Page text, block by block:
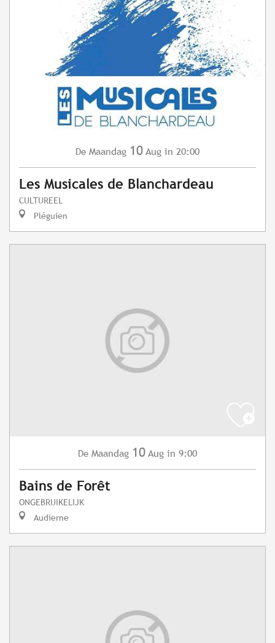
De Maandag 10 Aug in 20:00
Les Musicales de Blanchardeau
CULTUREEL
Pléguien
De Maandag 10 Aug in 9:00
Bains de Forêt
ONGEBRUIKELIJK
Audierne